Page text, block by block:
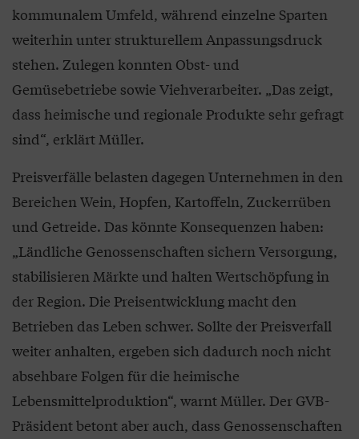
kommunalem Umfeld, während einzelne Sparten
weiterhin unter strukturellem Anpassungsdruck
stehen. Zulegen konnten Obst- und
Gemüsebetriebe sowie Viehverarbeiter. „Das zeigt,
dass heimische und regionale Produkte sehr gefragt
sind“, erklärt Müller.
Preisverfälle belasten dagegen Unternehmen in den
Bereichen Wein, Hopfen, Kartoffeln, Zuckerrüben
und Getreide. Das könnte Konsequenzen haben:
„Ländliche Genossenschaften sichern Versorgung,
stabilisieren Märkte und halten Wertschöpfung in
der Region. Die Preisentwicklung macht den
Betrieben das Leben schwer. Sollte der Preisverfall
weiter anhalten, ergeben sich dadurch noch nicht
absehbare Folgen für die heimische
Lebensmittelproduktion“, warnt Müller. Der GVB-
Präsident betont aber auch, dass Genossenschaften